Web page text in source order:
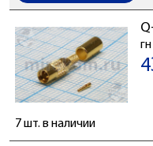
7 шт. в наличии